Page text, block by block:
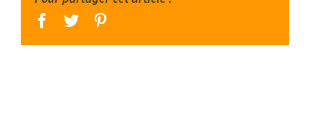
facebook
twitter